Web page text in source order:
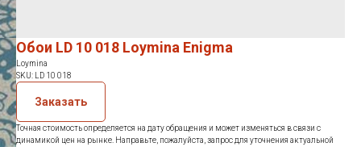
Обои LD 10 018 Loymina Enigma
Loymina
SKU:
LD 10 018
Заказать
Точная стоимость определяется на дату обращения и может изменяться в связи с
динамикой цен на рынке. Направьте, пожалуйста, запрос для уточнения актуальной